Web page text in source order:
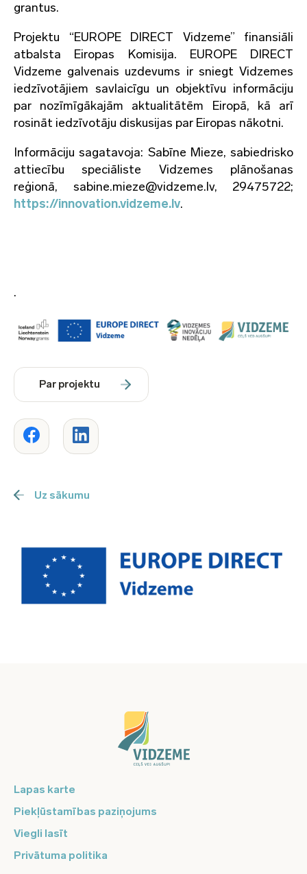
grantus.
Projektu “EUROPE DIRECT Vidzeme” finansiāli
atbalsta Eiropas Komisija. EUROPE DIRECT
Vidzeme galvenais uzdevums ir sniegt Vidzemes
iedzīvotājiem savlaicīgu un objektīvu informāciju
par nozīmīgākajām aktualitātēm Eiropā, kā arī
rosināt iedzīvotāju diskusijas par Eiropas nākotni.
Informāciju sagatavoja: Sabīne Mieze, sabiedrisko
attiecību speciāliste Vidzemes plānošanas
reģionā, sabine.mieze@vidzeme.lv, 29475722;
https://innovation.vidzeme.lv.
.
Par projektu
Uz sākumu
Lapas karte
Piekļūstamības paziņojums
Viegli lasīt
Privātuma politika